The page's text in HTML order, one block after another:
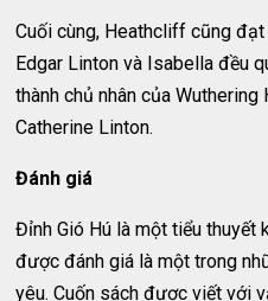
Cuối cùng, Heathcliff cũng
Edgar Linton và Isabella đều
thành chủ nhân của
Catherine Linton.
Đánh giá
Đỉnh Gió Hú là một tiểu thuyết
được đánh giá là một trong
yêu. Cuốn sách được viết với